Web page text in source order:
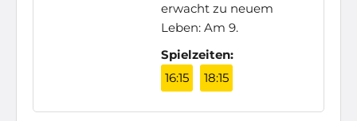
erwacht zu neuem
Leben: Am 9.
Spielzeiten:
16:15
18:15